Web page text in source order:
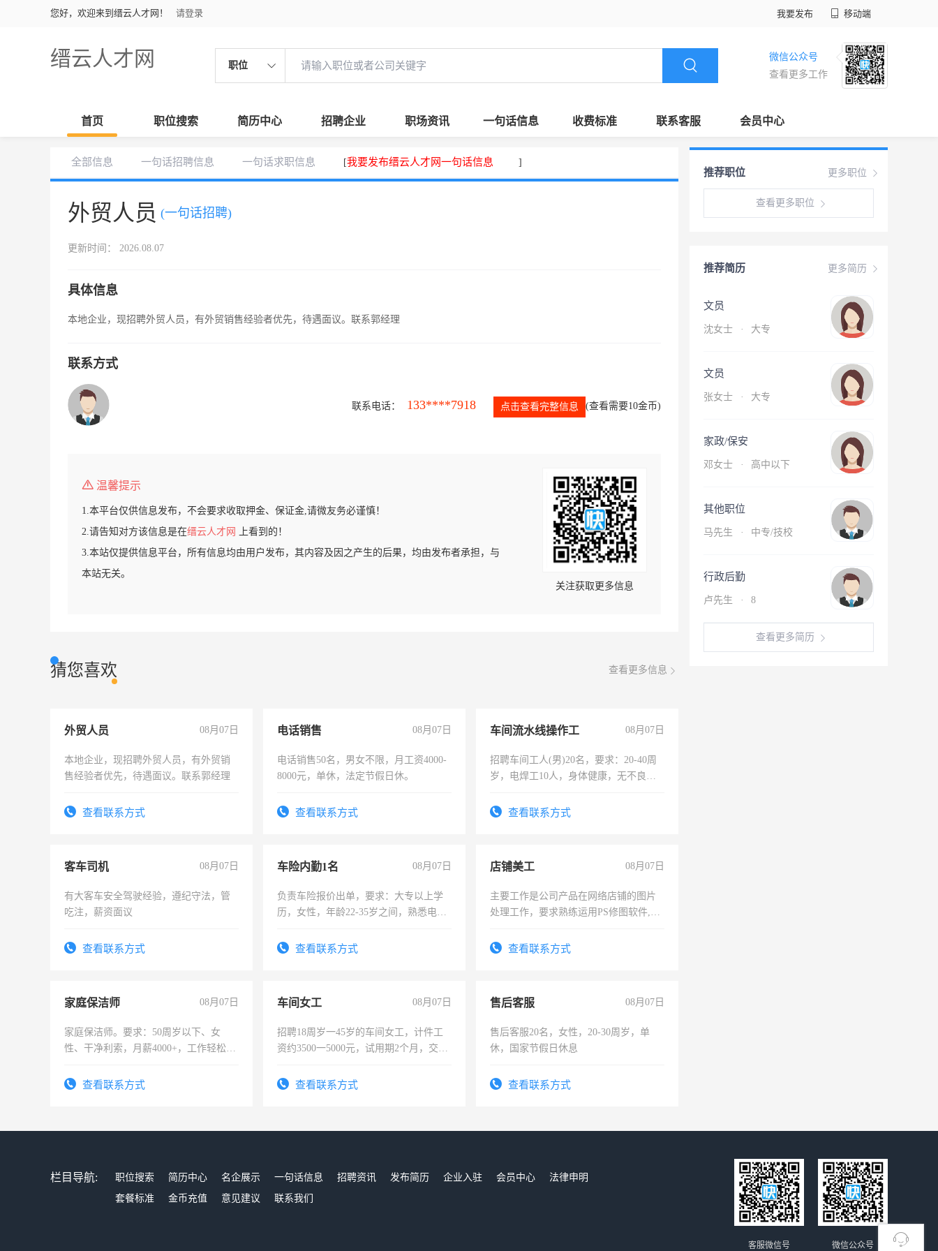
您好，欢迎来到缙云人才网！ 请登录 我要发布 移动端
缙云人才网 职位
微信公众号
查看更多工作
首页 职位搜索 简历中心 招聘企业 职场资讯 一句话信息 收费标准 联系客服 会员中心
全部信息 一句话招聘信息 一句话求职信息 [我要发布缙云人才网一句话信息 ]
外贸人员 (一句话招聘)
更新时间： 2026.08.07
具体信息
本地企业，现招聘外贸人员，有外贸销售经验者优先，待遇面议。联系郭经理
联系方式
联系电话： 133****7918 点击查看完整信息 (查看需要10金币)
温馨提示
1.本平台仅供信息发布，不会要求收取押金、保证金,请微友务必谨慎！
2.请告知对方该信息是在缙云人才网
上看到的！
3.本站仅提供信息平台，所有信息均由用户发布，其内容及因之产生的后果，均由发布者承担，与
本站无关。
关注获取更多信息
猜您喜欢 查看更多信息
外贸人员 08月07日
本地企业，现招聘外贸人员，有外贸销
售经验者优先，待遇面议。联系郭经理
查看联系方式
电话销售 08月07日
电话销售50名，男女不限，月工资4000-
8000元，单休，法定节假日休。
查看联系方式
车间流水线操作工 08月07日
招聘车间工人(男)20名，要求：20-40周
岁，电焊工10人，身体健康，无不良嗜
宿，免费发放劳保用品，两班倒，每月
查看联系方式
客车司机 08月07日
有大客车安全驾驶经验，遵纪守法，管
吃注，薪资面议
查看联系方式
车险内勤1名 08月07日
负责车险报价出单，要求：大专以上学
历，女性，年龄22-35岁之间，熟悉电脑
试用期1-3个月，转正后交纳五险，
查看联系方式
店铺美工 08月07日
主要工作是公司产品在网络店铺的图片
处理工作，要求熟练运用PS修图软件,工
查看联系方式
家庭保洁师 08月07日
家庭保洁师。要求：50周岁以下、女
性、干净利索，月薪4000+，工作轻松，
太太等。查看联系方式
车间女工 08月07日
招聘18周岁一45岁的车间女工，计件工
资约3500一5000元，试用期2个月，交五
查看联系方式
售后客服 08月07日
售后客服20名，女性，20-30周岁，单
休，国家节假日休息
查看联系方式
更多职位
推荐职位
查看更多职位
更多简历
推荐简历
文员
沈女士 · 大专
文员
张女士 · 大专
家政/保安
邓女士 · 高中以下
其他职位
马先生 · 中专/技校
行政后勤
卢先生 · 8
查看更多简历
栏目导航: 职位搜索 简历中心 名企展示 一句话信息 招聘资讯 发布简历 企业入驻 会员中心
法律申明
套餐标准
金币充值 意见建议 联系我们
微信公众号
客服微信号